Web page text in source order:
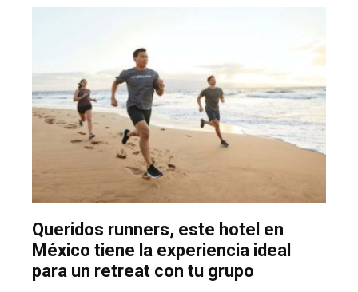
Queridos runners, este hotel en
México tiene la experiencia ideal
para un retreat con tu grupo